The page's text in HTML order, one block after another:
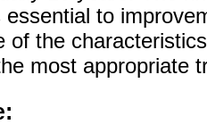
essential to
of the
most appropriate